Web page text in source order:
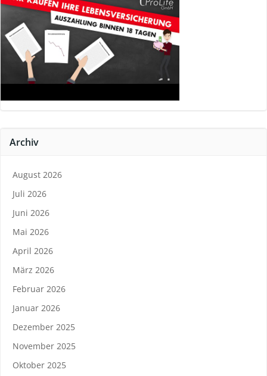
Archiv
August 2026
Juli 2026
Juni 2026
Mai 2026
April 2026
März 2026
Februar 2026
Januar 2026
Dezember 2025
November 2025
Oktober 2025